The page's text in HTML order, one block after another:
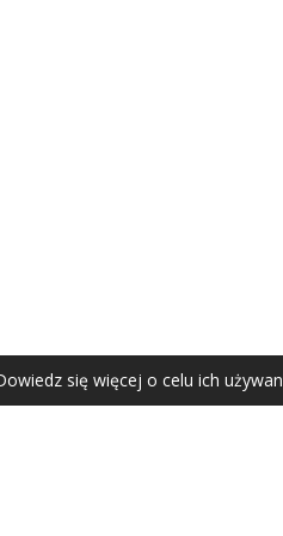
Agata
się więcej o celu ich